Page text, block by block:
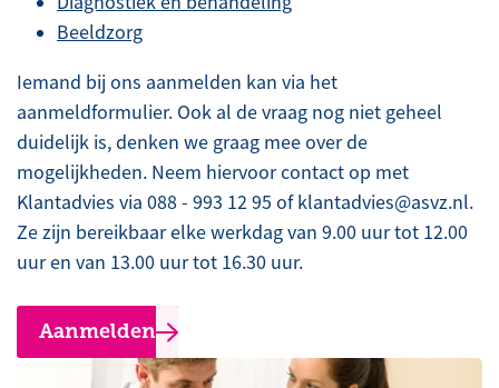
Beeldzorg
Iemand bij ons aanmelden kan via het
aanmeldformulier. Ook al de vraag nog niet geheel
duidelijk is, denken we graag mee over de
mogelijkheden. Neem hiervoor contact op met
Klantadvies via 088 - 993 12 95 of klantadvies@asvz.nl.
Ze zijn bereikbaar elke werkdag van 9.00 uur tot 12.00
uur en van 13.00 uur tot 16.30 uur.
Aanmelden